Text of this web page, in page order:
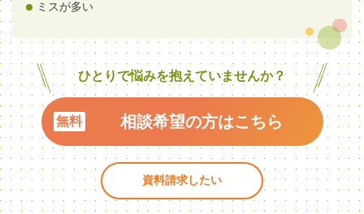
ミスが多い
ひとりで悩みを抱えていませんか？
相談希望の方はこちら
資料請求したい